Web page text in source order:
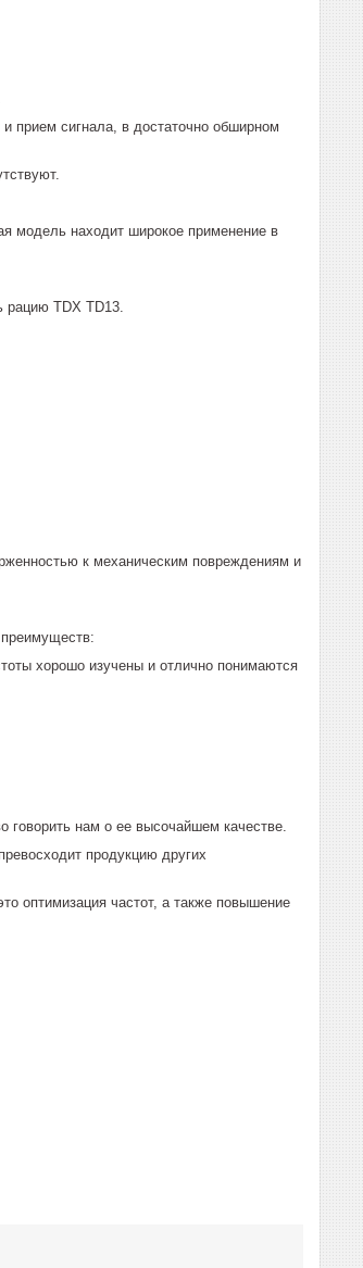
прием сигнала, в достаточно обширном
модель находит широкое применение в
рацию TDX TD13.
к механическим повреждениям и
хорошо изучены и отлично понимаются
нам о ее высочайшем качестве.
продукцию других
оптимизация частот, а также повышение